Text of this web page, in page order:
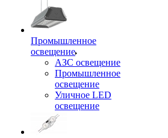
Промышленное
освещение
АЗС освещение
Промышленное
освещение
Уличное LED
освещение